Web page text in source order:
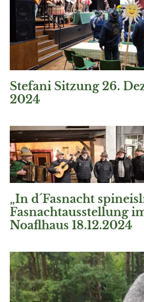
Stefani Sitzung 26.
2024
„In d´Fasnacht
Fasnachtausstellung
Noaflhaus 18.12.2024